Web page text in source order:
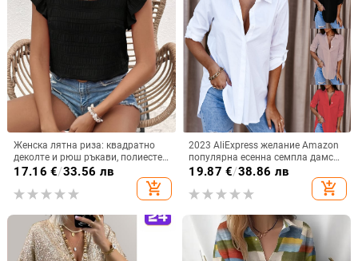
Женска лятна риза: квадратно
деколте и рюш ръкави, полиестер
70-80%, ежедневен стил
17.16 €/33.56 лв
add_shopping_cart
2023 AliExpress желание Amazon
популярна есенна семпла дамска
риза с дълъг ръкав и V-образно
деколте с копчета дамска риза
19.87 €/38.86 лв
add_shopping_cart